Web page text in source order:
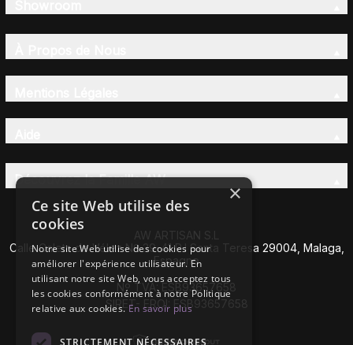
Découvrez la Famille AW
AW ARTISAN S.L
Calle Caleta de Vélez Nº 39-41 P.I Santa Teresa 29004, Malaga,
Espagne
Nº TVA: ESB93657658
SIRET- EROI: ESB93657658
×
Ce site Web utilise des
cookies
Notre site Web utilise des cookies pour
améliorer l'expérience utilisateur. En
utilisant notre site Web, vous acceptez tous
les cookies conformément à notre Politique
relative aux cookies.En savoir plus
STRICTEMENT NÉCESSAIRES